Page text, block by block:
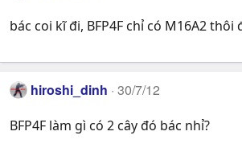
bác coi kĩ đi, BFP4F chỉ có M16A2 thôi
hiroshi_dinh 30/7/12
BFP4F làm gì có 2 cây đó bác nhỉ?